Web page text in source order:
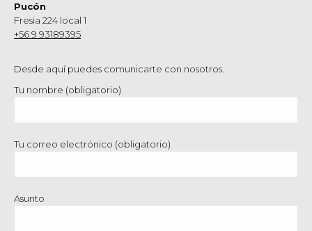
Pucón
Fresia 224 local 1
+56 9 93189395
Desde aquí puedes comunicarte con nosotros.
Tu nombre (obligatorio)
Tu correo electrónico (obligatorio)
Asunto